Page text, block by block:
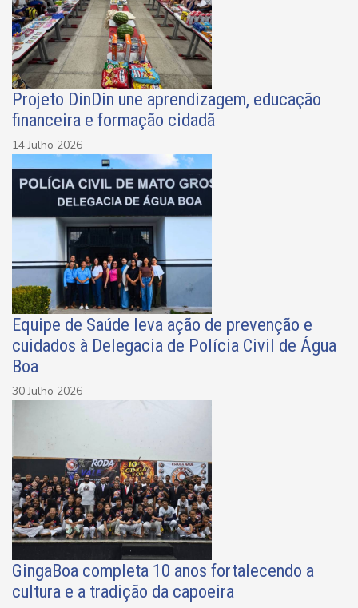
Projeto DinDin une aprendizagem, educação
financeira e formação cidadã
14 Julho 2026
Equipe de Saúde leva ação de prevenção e
cuidados à Delegacia de Polícia Civil de Água
Boa
30 Julho 2026
GingaBoa completa 10 anos fortalecendo a
cultura e a tradição da capoeira